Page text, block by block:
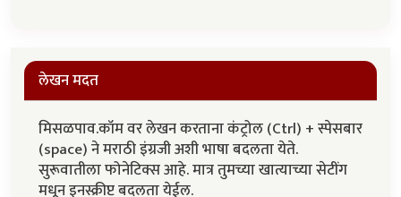
लेखन मदत
मिसळपाव.कॉम वर लेखन करताना कंट्रोल (Ctrl) + स्पेसबार
(space) ने मराठी इंग्रजी अशी भाषा बदलता येते.
सुरूवातीला फोनेटिक्स आहे. मात्र तुमच्या खात्याच्या सेटींग
मधून इनस्क्रीप्ट बदलता येईल.